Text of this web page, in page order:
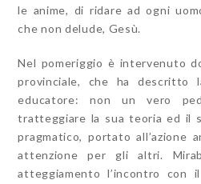
le anime, di ridare ad ogni
che non delude, Gesù.
Nel pomeriggio è intervenuto
provinciale, che ha descritto
educatore: non un vero
tratteggiare la sua teoria ed il
pragmatico, portato all’azione
attenzione per gli altri.
atteggiamento l’incontro con